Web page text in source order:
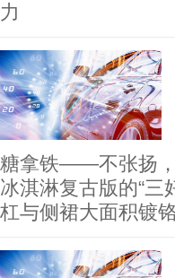
力
糖拿铁——不张扬
冰淇淋复古版的“
杠与侧裙大面积镀